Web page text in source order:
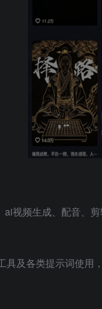
视频生成、配音、
及各类提示词使用